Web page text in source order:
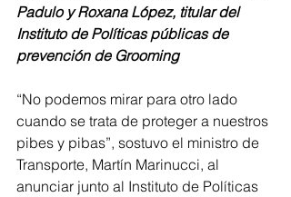
Padulo y Roxana López, titular del
Instituto de Políticas públicas de
prevención de Grooming
“No podemos mirar para otro lado
cuando se trata de proteger a nuestros
pibes y pibas”, sostuvo el ministro de
Transporte, Martín Marinucci, al
anunciar junto al Instituto de Políticas